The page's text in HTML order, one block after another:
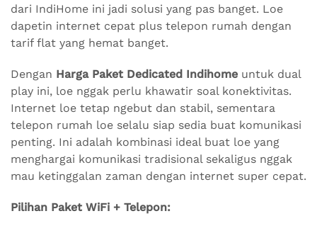
dari IndiHome ini jadi solusi yang pas banget. Loe
dapetin internet cepat plus telepon rumah dengan
tarif flat yang hemat banget.
Dengan Harga Paket Dedicated Indihome untuk dual
play ini, loe nggak perlu khawatir soal konektivitas.
Internet loe tetap ngebut dan stabil, sementara
telepon rumah loe selalu siap sedia buat komunikasi
penting. Ini adalah kombinasi ideal buat loe yang
menghargai komunikasi tradisional sekaligus nggak
mau ketinggalan zaman dengan internet super cepat.
Pilihan Paket WiFi + Telepon: